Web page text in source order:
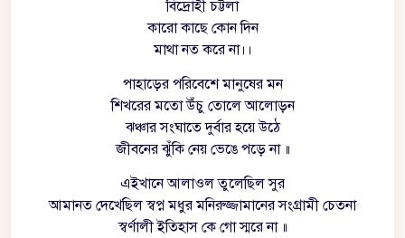
বিদ্রোহী চট্টলা
কারো কাছে কোন দিন
মাথা নত করে না।।
পাহাড়ের পরিবেশে মানুষের মন
শিখরের মতো উঁচু তোলে আলোড়ন
ঝঞ্চার সংঘাতে দুর্বার হয়ে উঠে
জীবনের ঝুঁকি নেয় ভেঙে পড়ে না ॥
এইখানে আলাওল তুলেছিল সুর
আমানত দেখেছিল স্বপ্ন মধুর মনিরুজ্জামানের সংগ্রামী চেতনা
স্বর্ণালী ইতিহাস কে গো স্মরে না ॥